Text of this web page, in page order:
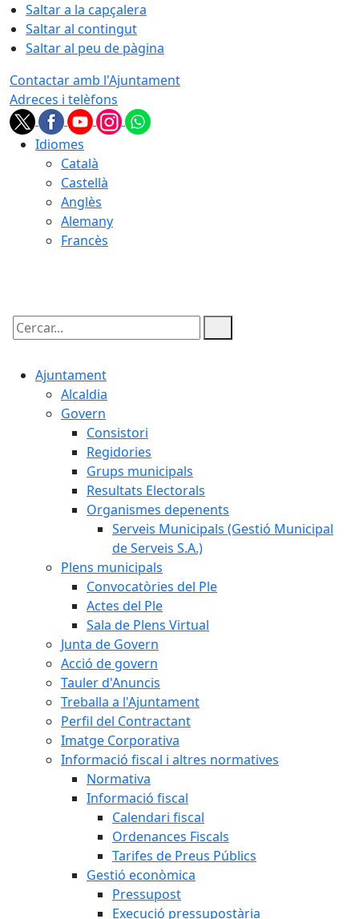
Saltar a la capçalera
Saltar al contingut
Saltar al peu de pàgina
Contactar amb l'Ajuntament
Adreces i telèfons
Idiomes
Català
Castellà
Anglès
Alemany
Francès
Cercar:
Ajuntament
Alcaldia
Govern
Consistori
Regidories
Grups municipals
Resultats Electorals
Organismes depenents
Serveis Municipals (Gestió Municipal
de Serveis S.A.)
Plens municipals
Convocatòries del Ple
Actes del Ple
Sala de Plens Virtual
Junta de Govern
Acció de govern
Tauler d'Anuncis
Treballa a l'Ajuntament
Perfil del Contractant
Imatge Corporativa
Informació fiscal i altres normatives
Normativa
Informació fiscal
Calendari fiscal
Ordenances Fiscals
Tarifes de Preus Públics
Gestió econòmica
Pressupost
Execució pressupostària